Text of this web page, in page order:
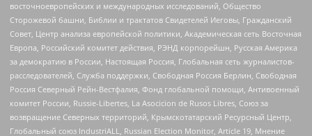
восточноевропейских и международных исследований, Общество
Сторожевой башни, Библии и трактатов Свидетелей Иеговы, Гражданский
Совет, Центр анализа европейской политики, Академическая сеть Восточная
Европа, Российский комитет действия, РЭНД корпорейшн, Русская Америка
за демократию в России, Настоящая Россия, Глобальная сеть журналистов-
расследователей, Служба поддержки, Свободная Россия Берлин, Свободная
Россия Северный Рейн-Вестфалия, Фонд глобальной помощи, Антивоенный
комитет России, Russie-Libertes, La Asocicion de Rusos Libres, Союз за
возвращение Северных территорий, Крымскотатарский Ресурсный Центр,
Глобальный союз IndustriALL, Russian Election Monitor, Article 19, Мнение